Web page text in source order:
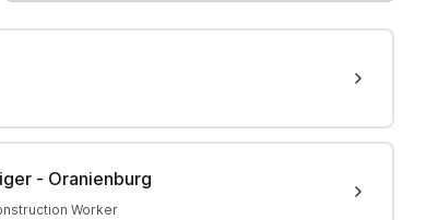
- Oranienburg
Worker